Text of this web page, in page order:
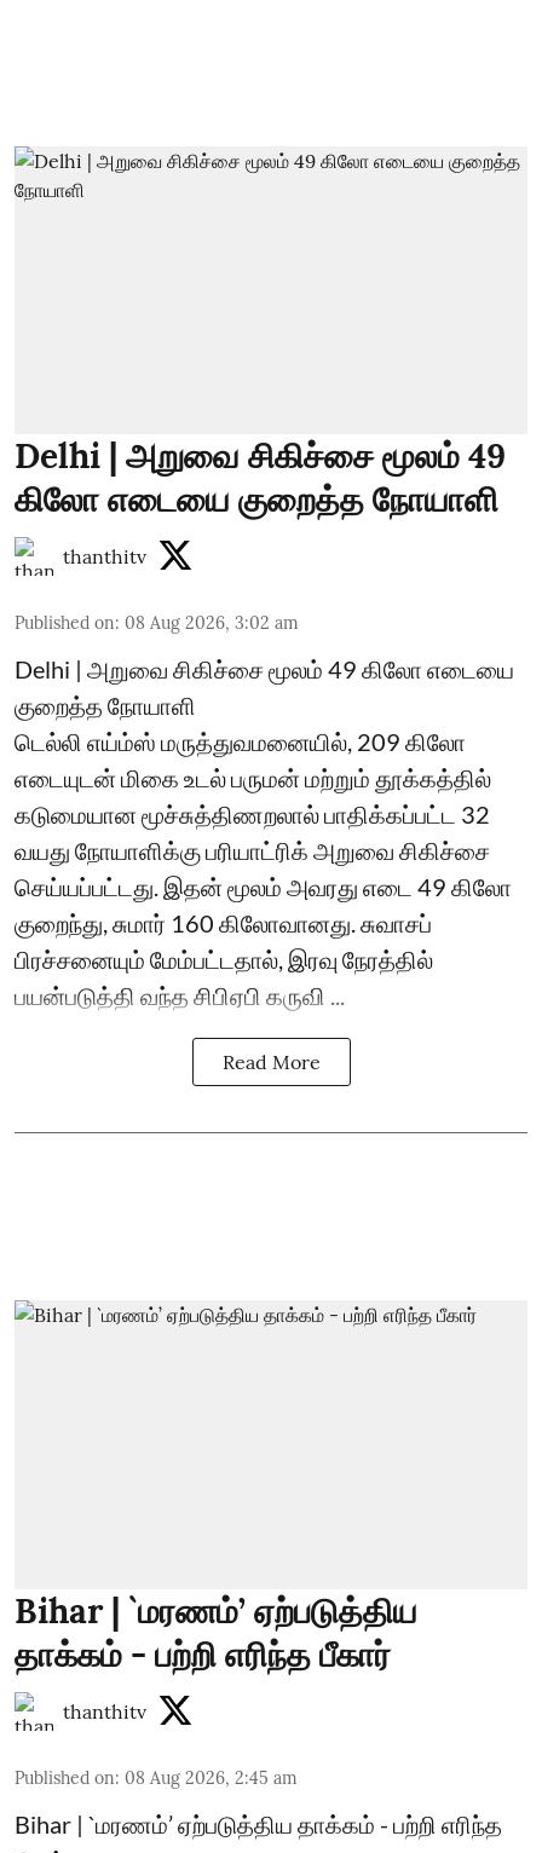
Delhi | அறுவை சிகிச்சை மூலம் 49
கிலோ எடையை குறைத்த நோயாளி
thanthitv
Published on: 08 Aug 2026, 3:02 am
Delhi | அறுவை சிகிச்சை மூலம் 49 கிலோ எடையை
குறைத்த நோயாளி
டெல்லி எய்ம்ஸ் மருத்துவமனையில், 209 கிலோ
எடையுடன் மிகை உடல் பருமன் மற்றும் தூக்கத்தில்
கடுமையான மூச்சுத்திணறலால் பாதிக்கப்பட்ட 32
வயது நோயாளிக்கு பரியாட்ரிக் அறுவை சிகிச்சை
செய்யப்பட்டது. இதன் மூலம் அவரது எடை 49 கிலோ
குறைந்து, சுமார் 160 கிலோவானது. சுவாசப்
பிரச்சனையும் மேம்பட்டதால், இரவு நேரத்தில்
பயன்படுத்தி வந்த சிபிஏபி கருவி ...
Read More
Bihar | `மரணம்’ ஏற்படுத்திய
தாக்கம் - பற்றி எரிந்த பீகார்
thanthitv
Published on: 08 Aug 2026, 2:45 am
Bihar | `மரணம்’ ஏற்படுத்திய தாக்கம் - பற்றி எரிந்த